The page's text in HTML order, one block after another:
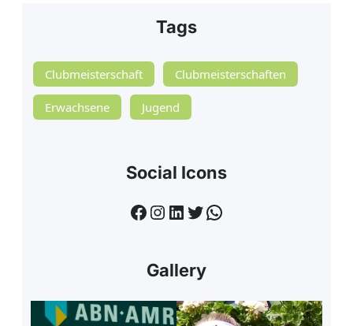
Tags
Clubmeisterschaft Clubmeisterschaften
Erwachsene Jugend
Social Icons
Facebook InstagramLinkedIn Twitter WhatsApp
Gallery